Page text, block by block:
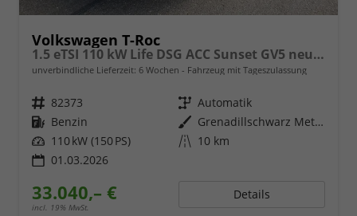
Volkswagen T-Roc
1.5 eTSI 110 kW Life DSG ACC Sunset GV5 neues Modell
unverbindliche Lieferzeit: 6 Wochen Fahrzeug mit Tageszulassung
Fahrzeugnr. 82373 Getriebe Automatik
Kraftstoff Benzin Außenfarbe
Grenadillschwarz Metallic
Leistung 110 kW (150 PS) Kilometerstand 10 km
01.03.2026
33.040,– €
incl. 19% MwSt.
Details